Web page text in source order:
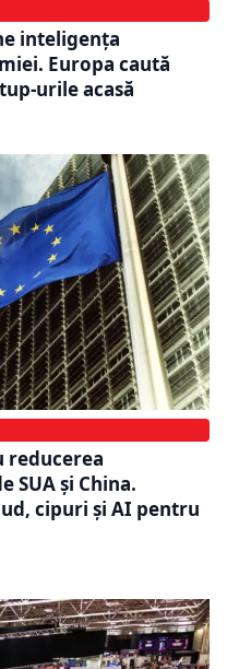
inteligența
Europa caută
urile acasă
reducerea
SUA și China.
cipuri și AI pentru